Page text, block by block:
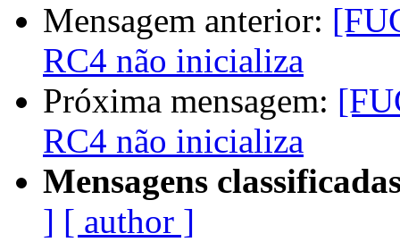
Mensagem anterior:
RC4 não inicializa
Próxima mensagem:
RC4 não inicializa
Mensagens
] [ author ]